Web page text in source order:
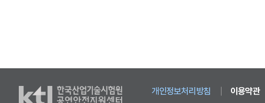
개인정보처리방침 이용약관